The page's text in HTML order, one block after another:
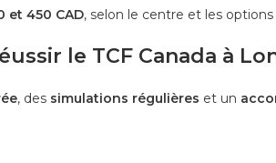
et 450 CAD, selon le centre et les options
le TCF Canada à
, des simulations régulières et un